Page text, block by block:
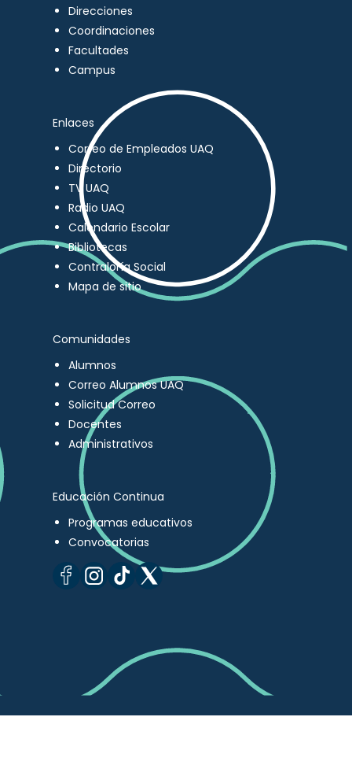
Direcciones
Coordinaciones
Facultades
Campus
Enlaces
Correo de Empleados UAQ
Directorio
TV UAQ
Radio UAQ
Calendario Escolar
Bibliotecas
Contraloría Social
Mapa de sitio
Comunidades
Alumnos
Correo Alumnos UAQ
Solicitud Correo
Docentes
Administrativos
Educación Continua
Programas educativos
Convocatorias